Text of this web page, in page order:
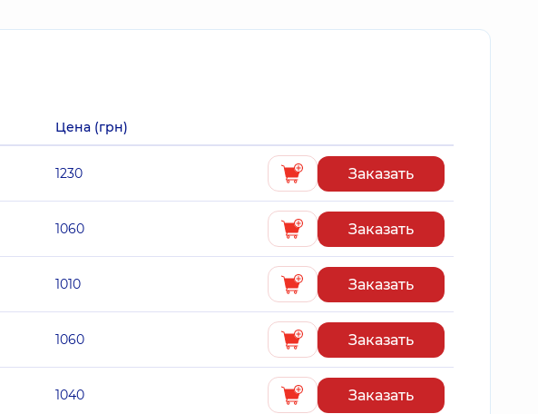
Цена (грн)
1230 Заказать
1060 Заказать
1010 Заказать
1060 Заказать
1040 Заказать